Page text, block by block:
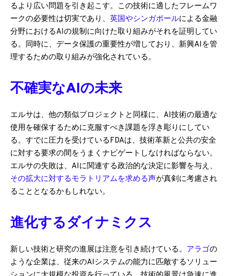
るより広い問題を引き起こす。この技術に適したフレームワ
ークの必要性は切実であり、 英国やシンガポールによる金融
分野におけるAIの規制に向けた取り組みがそれを証明してい
る。同時に、データ保護の重要性が増しており、新興AIを管
理するための取り組みが強化されている。
不確実なAIの未来
エルサは、他の類似プロジェクトと同様に、AI技術の最適な
使用を確保するために克服すべき課題を浮き彫りにしてい
る。すでに圧力を受けているFDAは、技術革新と公共の安全
に対する要求の間をうまくナビゲートしなければならない。
エルサの失敗は、AIに関連する政治的な決定に影響を与え、
その拡大に対するモラトリアムを求める声が真剣に考慮され
ることとなるかもしれない。
進化するダイナミクス
新しい技術と研究の進展は注意を引き続けている。 アラゴの
ような企業は、従来のAIシステムの能力に匹敵するソリュー